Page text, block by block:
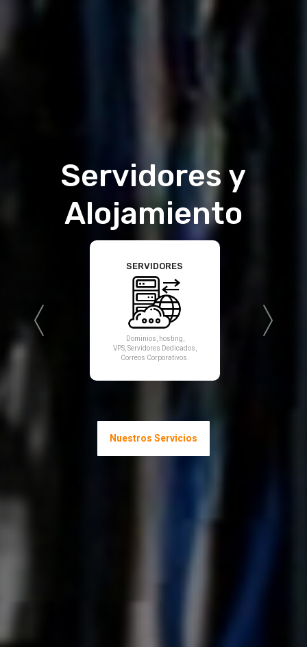
Nuestros Servicios
Dominios, hosting,
VPS, Servidores Dedicados,
Correos Corporativos.
SERVIDORES
Servidores y
Alojamiento